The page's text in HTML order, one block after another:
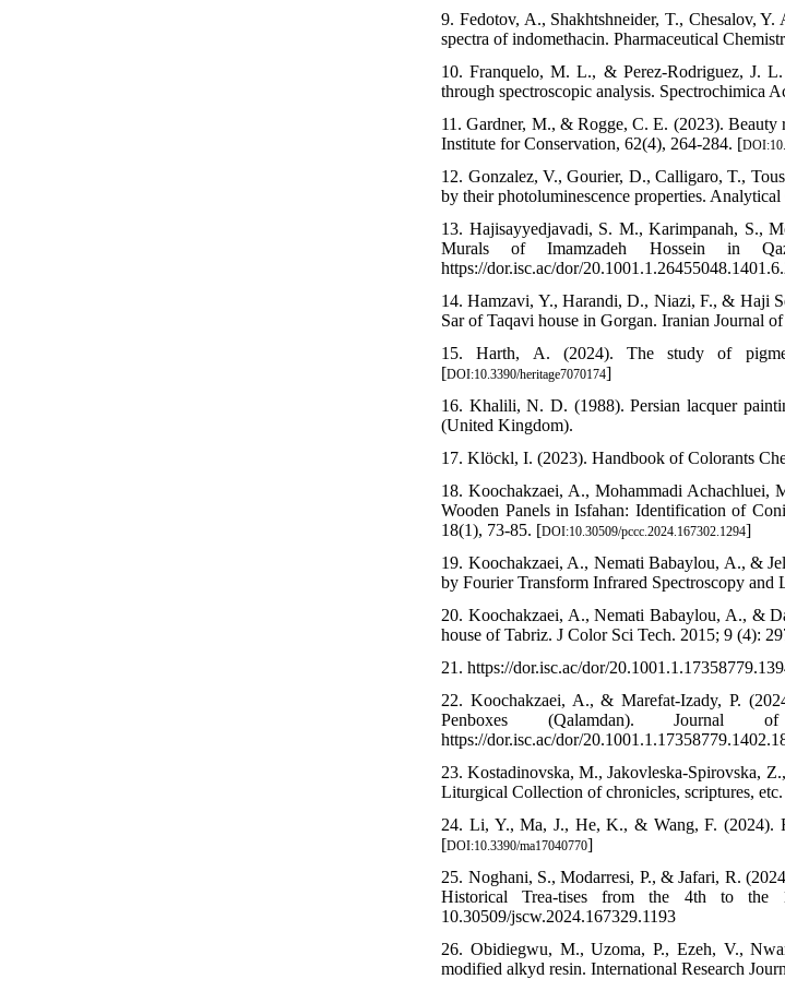
9. Fedotov, A., Shakhtshneider, T., Chesalov,
spectra of indomethacin. Pharmaceutical
10. Franquelo, M. L., & Perez-Rodriguez, J.
through spectroscopic analysis. Spectrochimica
11. Gardner, M., & Rogge, C. E. (2023). Beauty
Institute for Conservation, 62(4), 264-284. [
12. Gonzalez, V., Gourier, D., Calligaro, T.,
by their photoluminescence properties.
13. Hajisayyedjavadi, S. M., Karimpanah, S.,
Murals of Imamzadeh Hossein in
https://dor.isc.ac/dor/
14. Hamzavi, Y., Harandi, D., Niazi, F., & Haji
Sar of Taqavi house in Gorgan. Iranian Journal
15. Harth, A. (2024). The study of
[DOI:10.3390/heritage7070174]
16. Khalili, N. D. (1988). Persian lacquer
(United Kingdom).
17. Klöckl, I. (2023). Handbook of Colorants
18. Koochakzaei, A., Mohammadi
Wooden Panels in Isfahan: Identification of
18(1), 73-85. [DOI:10.30509/pccc.2024.167302.1294]
19. Koochakzaei, A., Nemati Babaylou, A., &
by Fourier Transform Infrared Spectroscopy
20. Koochakzaei, A., Nemati Babaylou, A., &
house of Tabriz. J Color Sci Tech. 2015; 9 (4):
21. https://dor.isc.ac/dor/
22. Koochakzaei, A., & Marefat-Izady, P.
Penboxes (Qalamdan).
https://dor.isc.ac/dor/
23. Kostadinovska, M., Jakovleska-Spirovska,
Liturgical Collection of chronicles, scriptures,
24. Li, Y., Ma, J., He, K., & Wang, F. (2024).
[DOI:10.3390/ma17040770]
25. Noghani, S., Modarresi, P., & Jafari, R.
Historical Trea-tises from the 4th to the
10.30509/jscw.2024.167329.1193
26. Obidiegwu, M., Uzoma, P., Ezeh, V.,
modified alkyd resin. International Research